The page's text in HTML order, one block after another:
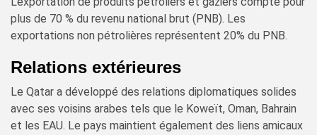
plus de 70 % du revenu national brut (PNB). Les
exportations non pétrolières représentent 20% du PNB.
Relations extérieures
Le Qatar a développé des relations diplomatiques solides
avec ses voisins arabes tels que le Koweït, Oman, Bahrain
et les EAU. Le pays maintient également des liens amicaux